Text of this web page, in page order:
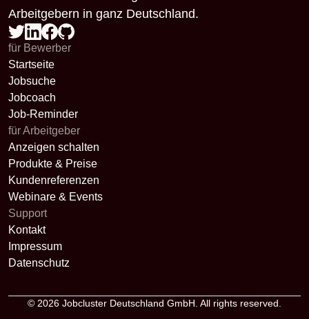
Arbeitgebern in ganz Deutschland.
für Bewerber
Startseite
Jobsuche
Jobcoach
Job-Reminder
für Arbeitgeber
Anzeigen schalten
Produkte & Preise
Kundenreferenzen
Webinare & Events
Support
Kontakt
Impressum
Datenschutz
© 2026 Jobcluster Deutschland GmbH. All rights reserved.